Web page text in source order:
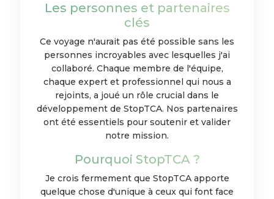
Les personnes et partenaires
clés
Ce voyage n'aurait pas été possible sans les
personnes incroyables avec lesquelles j'ai
collaboré. Chaque membre de l'équipe,
chaque expert et professionnel qui nous a
rejoints, a joué un rôle crucial dans le
développement de StopTCA. Nos partenaires
ont été essentiels pour soutenir et valider
notre mission.
Pourquoi StopTCA ?
Je crois fermement que StopTCA apporte
quelque chose d'unique à ceux qui font face